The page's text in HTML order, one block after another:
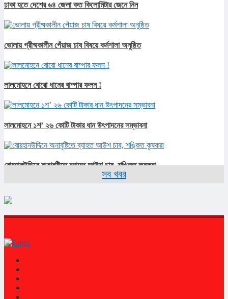
ঢাকা হতে দেশের ৬৪ জেলা কত কিলোমিটার জেনে নিন
ভোলায় গ্রীষ্মকালীন পেঁয়াজ চাষ বিষয়ে কর্মশালা অনুষ্ঠিত
লালমোহনে বোরো ধানের বাম্পার ফলন !
লালমোহনে ১শ’ ২৬ কোটি টাকার ধান উৎপাদনের সম্ভাবনা
বোরহানউদ্দিনে অনাবৃষ্টিতে ব্যাহত আউশ চাষ, শঙ্কিত কৃষকরা
সব খবর